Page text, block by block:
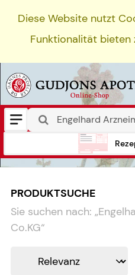
Diese Website nutzt
Funktionalität bieten
PRODUKTSUCHE
Sie suchen nach: „
Co.KG“